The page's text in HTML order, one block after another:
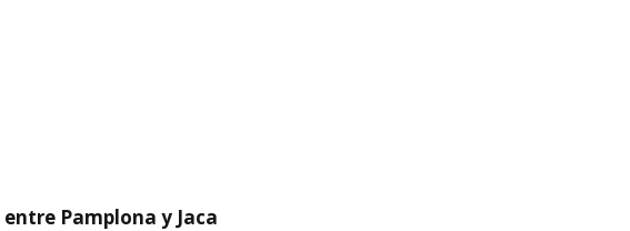
Pamplona y Jaca